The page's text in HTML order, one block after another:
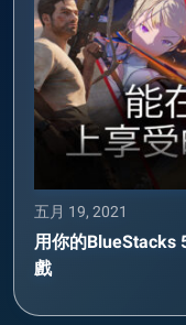
五月 19, 2021
用你的BlueStacks
戲